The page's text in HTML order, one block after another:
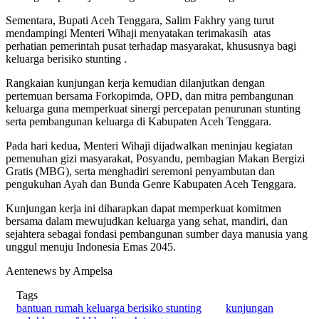
Sementara, Bupati Aceh Tenggara, Salim Fakhry yang turut
mendampingi Menteri Wihaji menyatakan terimakasih atas
perhatian pemerintah pusat terhadap masyarakat, khususnya bagi
keluarga berisiko stunting .
Rangkaian kunjungan kerja kemudian dilanjutkan dengan
pertemuan bersama Forkopimda, OPD, dan mitra pembangunan
keluarga guna memperkuat sinergi percepatan penurunan stunting
serta pembangunan keluarga di Kabupaten Aceh Tenggara.
Pada hari kedua, Menteri Wihaji dijadwalkan meninjau kegiatan
pemenuhan gizi masyarakat, Posyandu, pembagian Makan Bergizi
Gratis (MBG), serta menghadiri seremoni penyambutan dan
pengukuhan Ayah dan Bunda Genre Kabupaten Aceh Tenggara.
Kunjungan kerja ini diharapkan dapat memperkuat komitmen
bersama dalam mewujudkan keluarga yang sehat, mandiri, dan
sejahtera sebagai fondasi pembangunan sumber daya manusia yang
unggul menuju Indonesia Emas 2045.
Aentenews by Ampelsa
Tags
bantuan rumah keluarga berisiko stunting
kunjungan